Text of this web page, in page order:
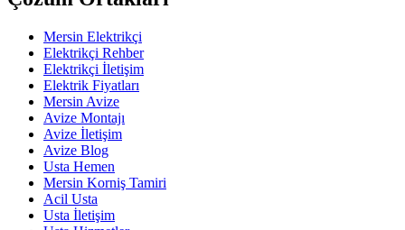
Mersin Elektrikçi
Elektrikçi Rehber
Elektrikçi İletişim
Elektrik Fiyatları
Mersin Avize
Avize Montajı
Avize İletişim
Avize Blog
Usta Hemen
Mersin Korniş Tamiri
Acil Usta
Usta İletişim